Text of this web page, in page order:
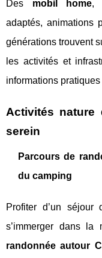
Des mobil home,
adaptés, animations
générations trouvent
les activités et
informations
Activités nature
serein
Parcours de
du camping
Profiter d’un séjour
s’immerger dans la
randonnée autour